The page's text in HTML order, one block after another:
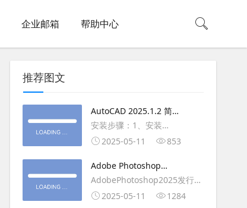
企业邮箱 帮助中心
推荐图文
AutoCAD 2025.1.2 简体
中文版（64位）破解版下
载
安装步骤：1、安装
AutoCAD_2025.1.2_Update3、
复制Crack里面的文件到
AutoCAD安装目录里，覆盖同
2025-05-11 853
Adobe Photoshop
2025（v26.6.1）多语言
破解版下载
AdobePhotoshop2025发行
年：2025版本：26.6.1.7开发
2025-05-11 1284